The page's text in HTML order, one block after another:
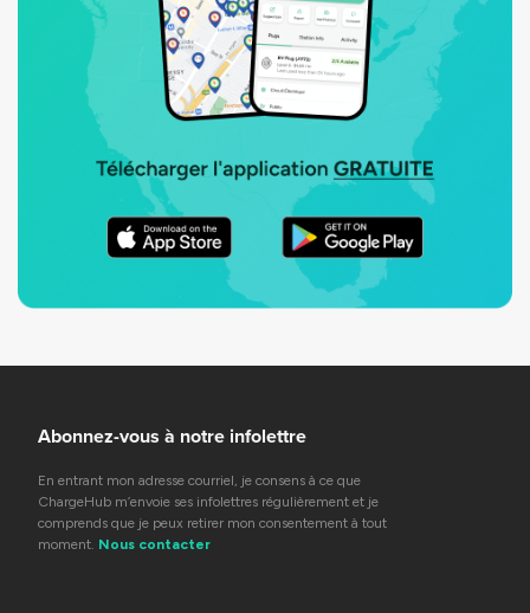
Abonnez-vous à notre infolettre
En entrant mon adresse courriel, je consens à ce que
ChargeHub m’envoie ses infolettres régulièrement et je
comprends que je peux retirer mon consentement à tout
moment. Nous contacter